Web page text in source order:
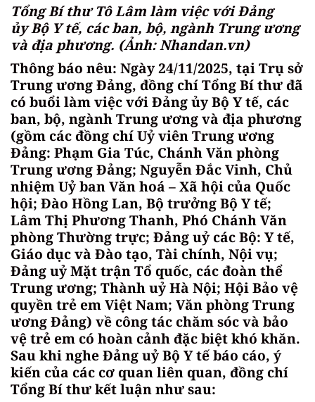
Tổng Bí thư Tô Lâm làm việc với Đảng
ủy Bộ Y tế, các ban, bộ, ngành Trung ương
và địa phương. (Ảnh: Nhandan.vn)
Thông báo nêu: Ngày 24/11/2025, tại Trụ sở
Trung ương Đảng, đồng chí Tổng Bí thư đã
có buổi làm việc với Đảng ủy Bộ Y tế, các
ban, bộ, ngành Trung ương và địa phương
(gồm các đồng chí Uỷ viên Trung ương
Đảng: Phạm Gia Túc, Chánh Văn phòng
Trung ương Đảng; Nguyễn Đắc Vinh, Chủ
nhiệm Uỷ ban Văn hoá – Xã hội của Quốc
hội; Đào Hồng Lan, Bộ trưởng Bộ Y tế;
Lâm Thị Phương Thanh, Phó Chánh Văn
phòng Thường trực; Đảng uỷ các Bộ: Y tế,
Giáo dục và Đào tạo, Tài chính, Nội vụ;
Đảng uỷ Mặt trận Tổ quốc, các đoàn thể
Trung ương; Thành uỷ Hà Nội; Hội Bảo vệ
quyền trẻ em Việt Nam; Văn phòng Trung
ương Đảng) về công tác chăm sóc và bảo
vệ trẻ em có hoàn cảnh đặc biệt khó khăn.
Sau khi nghe Đảng uỷ Bộ Y tế báo cáo, ý
kiến của các cơ quan liên quan, đồng chí
Tổng Bí thư kết luận như sau: